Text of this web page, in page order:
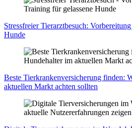
Stress­frei­er Tier­arzt­be­such:
Hun­de
Bes­te Tier­kran­ken­ver­si­che­rung fin­den:
aktu­el­len Markt ach­ten soll­ten